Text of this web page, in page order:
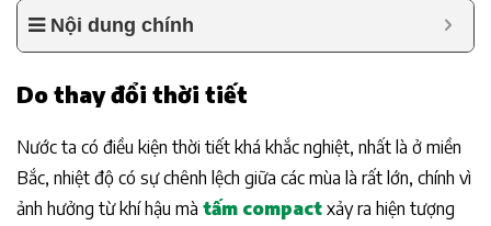
Nội dung chính
Do thay đổi thời tiết
Nước ta có điều kiện thời tiết khá khắc nghiệt, nhất là ở miền
Bắc, nhiệt độ có sự chênh lệch giữa các mùa là rất lớn, chính vì
ảnh hưởng từ khí hậu mà tấm compact xảy ra hiện tượng